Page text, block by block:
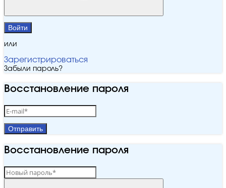
Войти
или
Зарегистрироваться
Забыли пароль?
Восстановление пароля
Отправить
Восстановление пароля